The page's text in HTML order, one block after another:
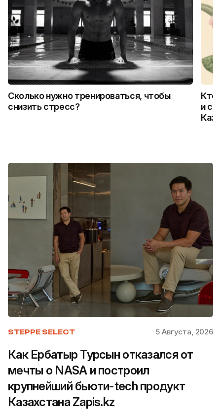
Сколько нужно тренироваться, чтобы
снизить стресс?
Кто
и
STEPPE SELECT 5 Августа, 2026
Как Ербатыр Турсын отказался от
мечты о NASA и построил
крупнейший бьюти-tech продукт
Казахстана Zapis.kz